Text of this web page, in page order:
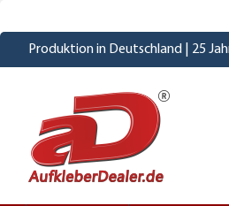
Produktion in Deutschland | 25